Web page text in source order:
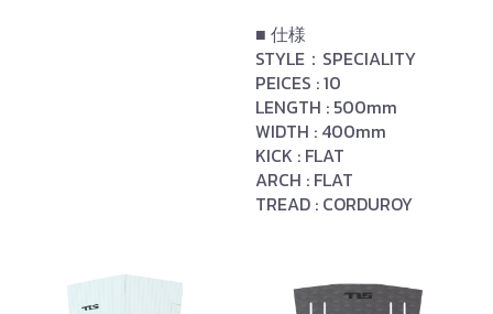
■ 仕様
STYLE：SPECIALITY
PEICES : 10
LENGTH : 500mm
WIDTH : 400mm
KICK : FLAT
ARCH : FLAT
TREAD : CORDUROY